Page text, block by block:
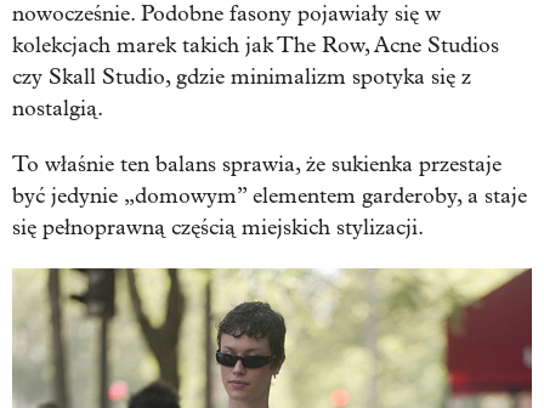
nowocześnie. Podobne fasony pojawiały się w
kolekcjach marek takich jak The Row, Acne Studios
czy Skall Studio, gdzie minimalizm spotyka się z
nostalgią.
To właśnie ten balans sprawia, że sukienka przestaje
być jedynie „domowym” elementem garderoby, a staje
się pełnoprawną częścią miejskich stylizacji.